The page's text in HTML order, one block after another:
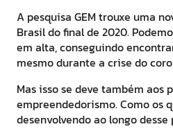
A pesquisa GEM trouxe uma
Brasil do final de 2020.
em alta, conseguindo
mesmo durante a crise do
Mas isso se deve também aos
empreendedorismo. Como os
desenvolvendo ao longo desse